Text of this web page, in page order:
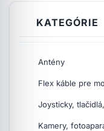
KATEGÓRIE
Antény
Flex káble pre
Joysticky,
Kamery,